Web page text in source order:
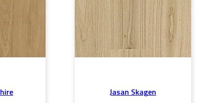
Jasan Skagen